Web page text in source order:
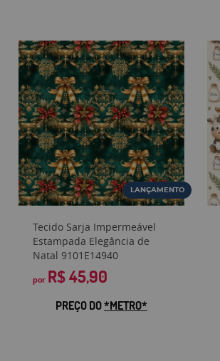
LANÇAMENTO
Tecido Sarja Impermeável
Estampada Elegância de
Natal 9101E14940
por R$ 45,90
PREÇO DO*METRO*